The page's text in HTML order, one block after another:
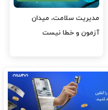
وقت وزیر بهداشت باید
افتتاح پروژه‌ها شود؟